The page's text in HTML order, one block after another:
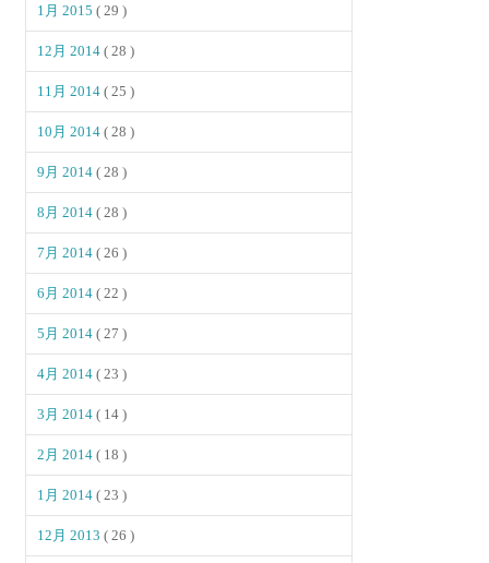
1月 2015( 29 )
12月 2014( 28 )
11月 2014( 25 )
10月 2014( 28 )
9月 2014( 28 )
8月 2014( 28 )
7月 2014( 26 )
6月 2014( 22 )
5月 2014( 27 )
4月 2014( 23 )
3月 2014( 14 )
2月 2014( 18 )
1月 2014( 23 )
12月 2013( 26 )